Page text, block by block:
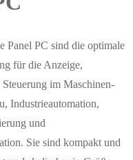
Panel PC sind die optimale
für die Anzeige,
im Maschinen-
Industrieautomation,
und
Sie sind kompakt und